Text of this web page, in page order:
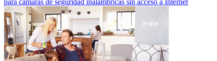
para cámaras de seguridad inalámbricas sin acceso a Internet